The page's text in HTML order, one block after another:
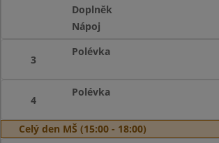
Doplněk
Nápoj
3
Polévka
4
Polévka
Celý den MŠ (15:00 - 18:00)